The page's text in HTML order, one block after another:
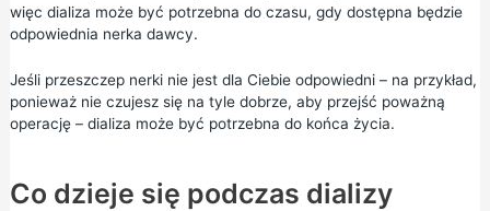
więc dializa może być potrzebna do czasu, gdy dostępna będzie
odpowiednia nerka dawcy.
Jeśli przeszczep nerki nie jest dla Ciebie odpowiedni – na przykład,
ponieważ nie czujesz się na tyle dobrze, aby przejść poważną
operację – dializa może być potrzebna do końca życia.
Co dzieje się podczas dializy